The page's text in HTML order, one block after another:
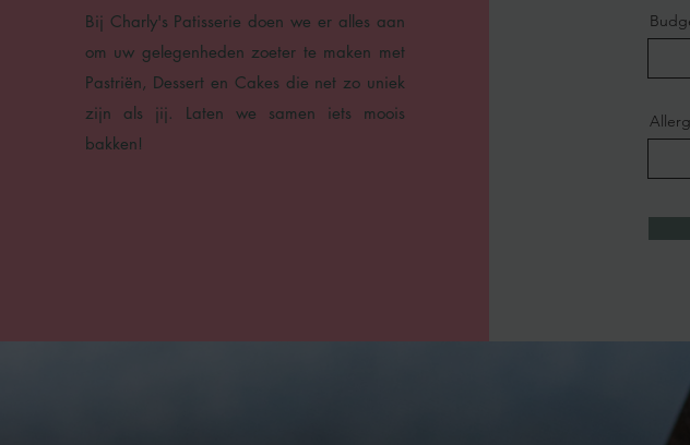
Bij Charly's Patisserie doen we er alles aan
om uw gelegenheden zoeter te maken met
Pastriën, Dessert en Cakes die net zo uniek
zijn als jij. Laten we samen iets moois
bakken!